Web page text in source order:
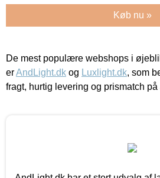
Køb nu »
De mest populære webshops i
erAndLight.dk og Luxlight.dk, som
fragt, hurtig levering og prismatch